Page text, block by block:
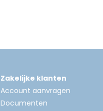
Zakelijke klanten
Account aanvragen
Documenten